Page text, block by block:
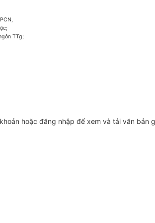
TTg;
hoặc đăng nhập để xem và tải văn bản